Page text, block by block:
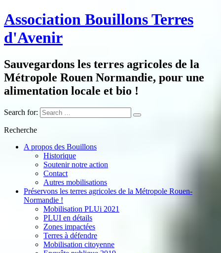
Association Bouillons Terres
d'Avenir
Sauvegardons les terres agricoles de la
Métropole Rouen Normandie, pour une
alimentation locale et bio !
Search for:
Recherche
A propos des Bouillons
Historique
Soutenir notre action
Contact
Autres mobilisations
Préservons les terres agricoles de la Métropole Rouen-
Normandie !
Mobilisation PLUi 2021
PLUI en détails
Zones impactées
Terres à défendre
Mobilisation citoyenne